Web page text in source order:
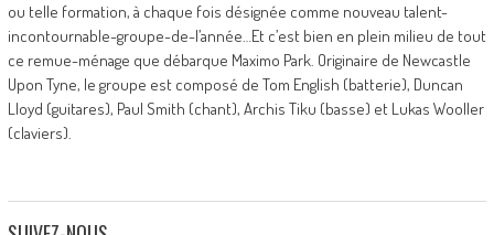
ou telle formation, à chaque fois désignée comme nouveau talent-
incontournable-groupe-de-l’année…Et c’est bien en plein milieu de tout
ce remue-ménage que débarque Maximo Park. Originaire de Newcastle
Upon Tyne, le groupe est composé de Tom English (batterie), Duncan
Lloyd (guitares), Paul Smith (chant), Archis Tiku (basse) et Lukas Wooller
(claviers).